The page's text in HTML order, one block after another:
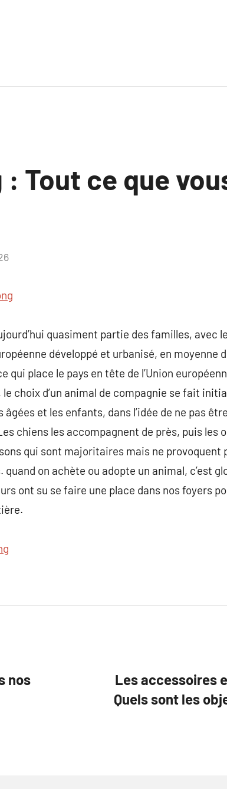
Tout ce que
quasiment partie des familles, avec
développé et urbanisé, en moyenne
qui place le pays en tête de l’Union
choix d’un animal de compagnie se fait
et les enfants, dans l’idée de ne pas
chiens les accompagnent de près, puis les
qui sont majoritaires mais ne provoquent
quand on achète ou adopte un animal, c’est
ont su se faire une place dans nos foyers
nos
Les accessoires
Quels sont les